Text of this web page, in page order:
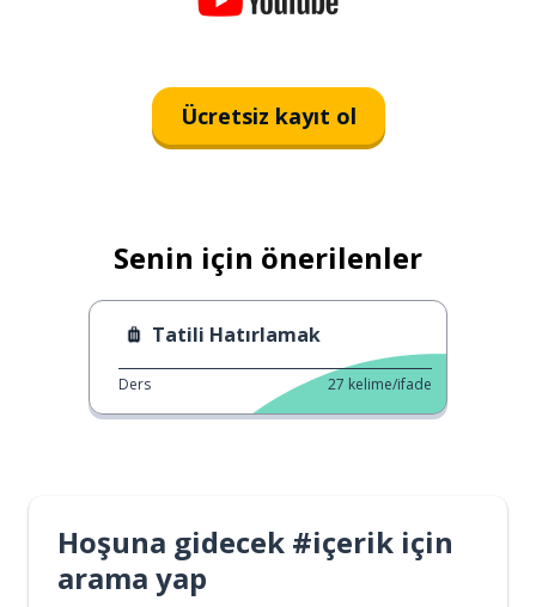
Ücretsiz kayıt ol
Senin için önerilenler
Tatili Hatırlamak
Ders 27 kelime/ifade
Hoşuna gidecek #içerik için
arama yap